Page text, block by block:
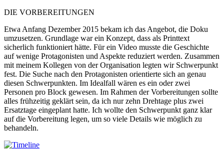
DIE VORBEREITUNGEN
Etwa Anfang Dezember 2015 bekam ich das Angebot, die Doku
umzusetzen. Grundlage war ein Konzept, dass als Printtext
sicherlich funktioniert hätte. Für ein Video musste die Geschichte
auf wenige Protagonisten und Aspekte reduziert werden. Zusammen
mit meinem Kollegen von der Organisation legten wir Schwerpunkt
fest. Die Suche nach den Protagonisten orientierte sich an genau
diesen Schwerpunkten. Im Idealfall wären es ein oder zwei
Personen pro Block gewesen. Im Rahmen der Vorbereitungen sollte
alles frühzeitig geklärt sein, da ich nur zehn Drehtage plus zwei
Ersatztage eingeplant hatte. Ich wollte den Schwerpunkt ganz klar
auf die Vorbereitung legen, um so viele Details wie möglich zu
behandeln.